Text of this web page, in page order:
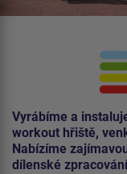
Vyrábíme a
workout hřiště,
Nabízíme
dílenské